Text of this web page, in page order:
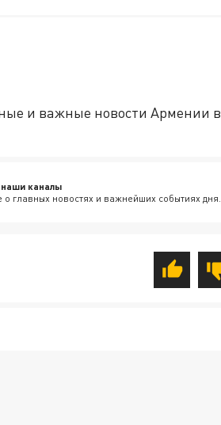
и важные новости Армении в
каналы
о главных новостях и важнейших событиях дня.